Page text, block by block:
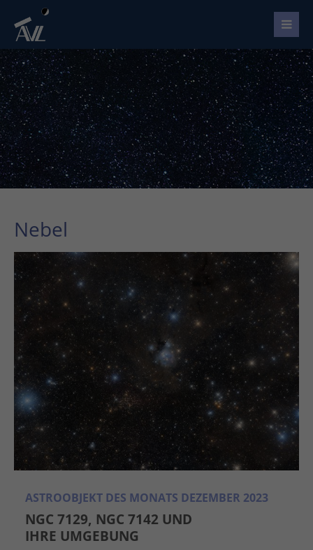
Nebel
ASTROOBJEKT DES MONATS DEZEMBER 2023
NGC 7129, NGC 7142 UND
IHRE UMGEBUNG